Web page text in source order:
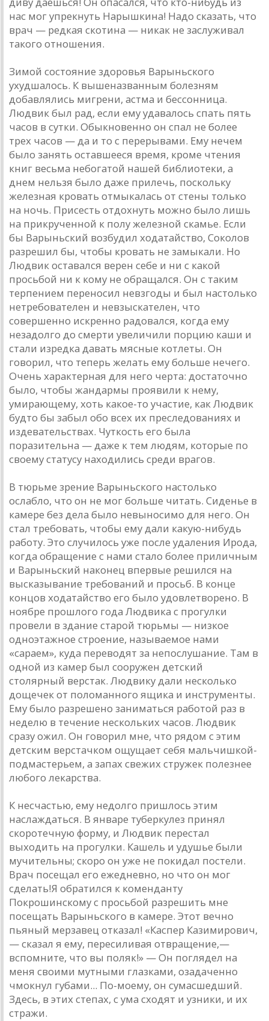
нас мог упрекнуть Нарышкина! Надо сказать, что
врач — редкая скотина — никак не заслуживал
такого отношения.
Зимой состояние здоровья Варыньского
ухудшалось. К вышеназванным болезням
добавлялись мигрени, астма и бессонница.
Людвик был рад, если ему удавалось спать пять
часов в сутки. Обыкновенно он спал не более
трех часов — да и то с перерывами. Ему нечем
было занять оставшееся время, кроме чтения
книг весьма небогатой нашей библиотеки, а
днем нельзя было даже прилечь, поскольку
железная кровать отмыкалась от стены только
на ночь. Присесть отдохнуть можно было лишь
на прикрученной к полу железной скамье. Если
бы Варыньский возбудил ходатайство, Соколов
разрешил бы, чтобы кровать не замыкали. Но
Людвик оставался верен себе и ни с какой
просьбой ни к кому не обращался. Он с таким
терпением переносил невзгоды и был настолько
нетребователен и невзыскателен, что
совершенно искренно радовался, когда ему
незадолго до смерти увеличили порцию каши и
стали изредка давать мясные котлеты. Он
говорил, что теперь желать ему больше нечего.
Очень характерная для него черта: достаточно
было, чтобы жандармы проявили к нему,
умирающему, хоть какое-то участие, как Людвик
будто бы забыл обо всех их преследованиях и
издевательствах. Чуткость его была
поразительна — даже к тем людям, которые по
своему статусу находились среди врагов.
В тюрьме зрение Варыньского настолько
ослабло, что он не мог больше читать. Сиденье в
камере без дела было невыносимо для него. Он
стал требовать, чтобы ему дали какую-нибудь
работу. Это случилось уже после удаления Ирода,
когда обращение с нами стало более приличным
и Варыньский наконец впервые решился на
высказывание требований и просьб. В конце
концов ходатайство его было удовлетворено. В
ноябре прошлого года Людвика с прогулки
провели в здание старой тюрьмы — низкое
одноэтажное строение, называемое нами
«сараем», куда переводят за непослушание. Там в
одной из камер был сооружен детский
столярный верстак. Людвику дали несколько
дощечек от поломанного ящика и инструменты.
Ему было разрешено заниматься работой раз в
неделю в течение нескольких часов. Людвик
сразу ожил. Он говорил мне, что рядом с этим
детским верстачком ощущает себя мальчишкой-
подмастерьем, а запах свежих стружек полезнее
любого лекарства.
К несчастью, ему недолго пришлось этим
наслаждаться. В январе туберкулез принял
скоротечную форму, и Людвик перестал
выходить на прогулки. Кашель и удушье были
мучительны; скоро он уже не покидал постели.
Врач посещал его ежедневно, но что он мог
сделать!Я обратился к коменданту
Покрошинскому с просьбой разрешить мне
посещать Варыньского в камере. Этот вечно
пьяный мерзавец отказал! «Каспер Казимирович,
— сказал я ему, пересиливая отвращение,—
вспомните, что вы поляк!» — Он поглядел на
меня своими мутными глазками, озадаченно
чмокнул губами... По-моему, он сумасшедший.
Здесь, в этих степах, с ума сходят и узники, и их
стражи.